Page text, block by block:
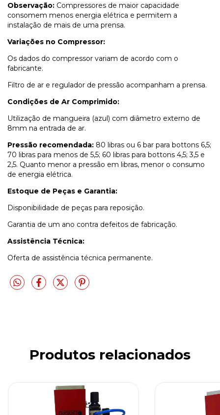
Observação: Compressores de maior capacidade
consomem menos energia elétrica e permitem a
instalação de mais de uma prensa.
Variações no Compressor:
Os dados do compressor variam de acordo com o
fabricante.
Filtro de ar e regulador de pressão acompanham a prensa.
Condições de Ar Comprimido:
Utilização de mangueira (azul) com diâmetro externo de
8mm na entrada de ar.
Pressão recomendada: 80 libras ou 6 bar para bottons 6,5;
70 libras para menos de 5,5; 60 libras para bottons 4,5; 3,5 e
2,5. Quanto menor a pressão em libras, menor o consumo
de energia elétrica.
Estoque de Peças e Garantia:
Disponibilidade de peças para reposição.
Garantia de um ano contra defeitos de fabricação.
Assistência Técnica:
Oferta de assistência técnica permanente.
Produtos relacionados